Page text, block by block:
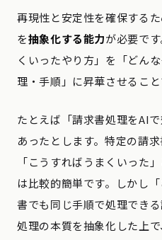
再現性と安定性を確保する
を抽象化する能力が必要で
くいったやり方」を「どん
理・手順」に昇華させること
たとえば「請求書処理をAI
あったとします。特定の請
「こうすればうまくいった
は比較的簡単です。しかし
書でも同じ手順で処理でき
処理の本質を抽象化した上